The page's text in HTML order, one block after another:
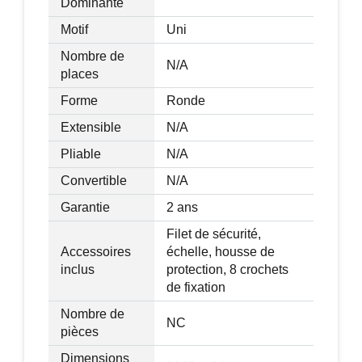
imperméable
Pieds : 4 pieds doubles (en forme de W)
et 8 pieds singuliers
Ressorts entièrement galvanisés, 64
pièces (140mm)
Tapis de saut en matériau de haute
qualité PP-Mesh (Made in USA)
Filet de sécurité en térylène, avec entrée
refermable
8 poteaux revêtus de fibre de polyester
rembourrée, extra forte et imperméable
Dimensions :
Diamètre : env. 366 cm
Hauteur du trampoline : env. 80 cm
Hauteur du filet : env. 182 cm
Hauteur totale avec filet de sécurité :
Motif
Uni
Nombre de
places
N/A
Forme
Ronde
Extensible
N/A
Pliable
N/A
Convertible
N/A
Garantie
2 ans
Accessoires
inclus
Filet de sécurité,
échelle, housse de
protection, 8 crochets
de fixation
Nombre de
pièces
NC
Dimensions